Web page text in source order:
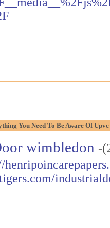
You Need To Be Aware Of
wimbledon -